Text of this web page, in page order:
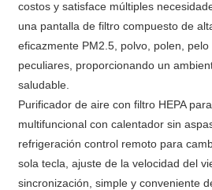
costos y satisface múltiples
una pantalla de filtro compuesto de
eficazmente PM2.5, polvo, polen,
peculiares, proporcionando un
saludable.
Purificador de aire con filtro HEPA
multifuncional con calentador sin
refrigeración control remoto para
sola tecla, ajuste de la velocidad del
sincronización, simple y conveniente